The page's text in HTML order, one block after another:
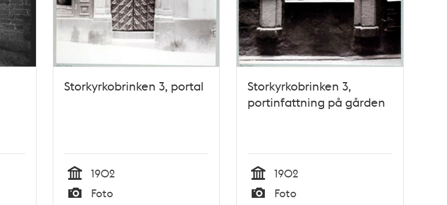
Storkyrkobrinken 3, portal
Tid
1902
Foto
Storkyrkobrinken 3,
portinfattning på gården
Tid
1902
Foto